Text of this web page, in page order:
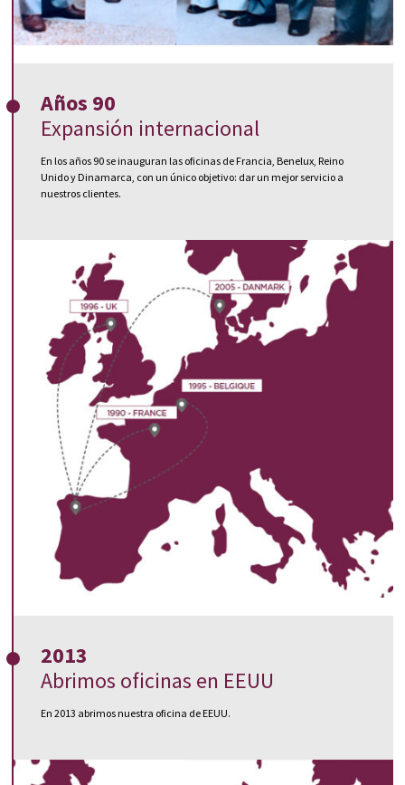
Años 90
Expansión internacional
En los años 90 se inauguran las oficinas de Francia, Benelux, Reino
Unido y Dinamarca, con un único objetivo: dar un mejor servicio a
nuestros clientes.
2013
Abrimos oficinas en EEUU
En 2013 abrimos nuestra oficina de EEUU.